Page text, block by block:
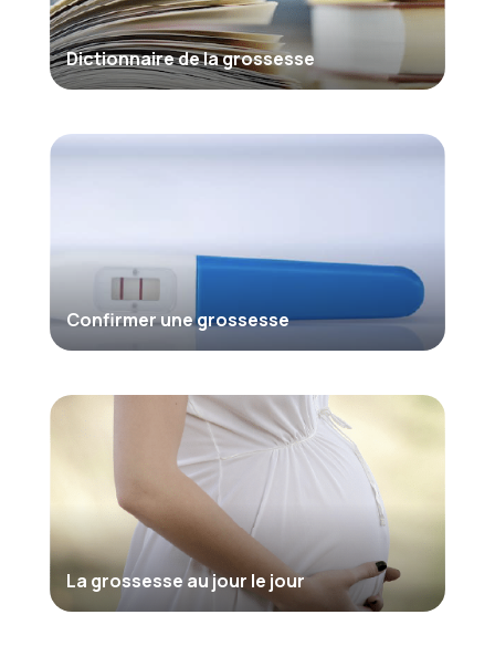
Dictionnaire de la grossesse
Confirmer une grossesse
La grossesse au jour le jour